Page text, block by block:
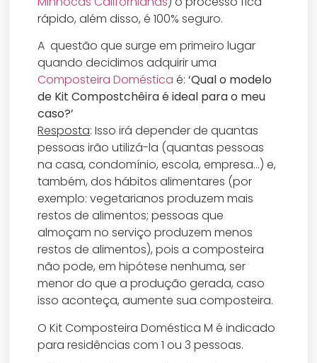
rápido, além disso, é 100% seguro.
A questão que surge em primeiro lugar
quando decidimos adquirir uma
Composteira Doméstica é: ‘Qual o modelo
de Kit Compostchêira é ideal para o meu
caso?’
Resposta: Isso irá depender de quantas
pessoas irão utilizá-la (quantas pessoas
na casa, condomínio, escola, empresa…) e,
também, dos hábitos alimentares (por
exemplo: vegetarianos produzem mais
restos de alimentos; pessoas que
almoçam no serviço produzem menos
restos de alimentos), pois a composteira
não pode, em hipótese nenhuma, ser
menor do que a produção gerada, caso
isso aconteça, aumente sua composteira.
O Kit Composteira Doméstica M é indicado
para residências com 1 ou 3 pessoas.